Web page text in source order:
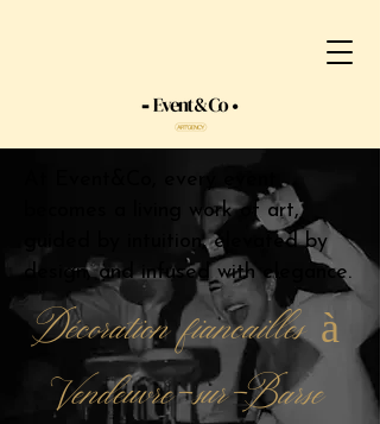
becomes a living work of art,
guided by intuition, elevated by
design, and infused with elegance.
Décoration fiancailles à
Vendeuvre-sur-Barse